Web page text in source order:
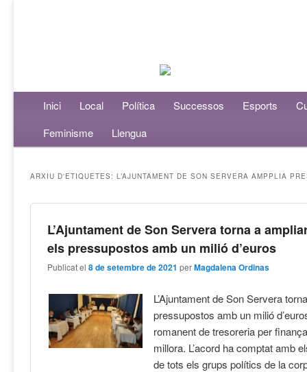
Menú principalAneu al contingut principal
Aneu al contingut secundari
Inici Local Política Successos Esports
Feminisme
Llengua
ARXIU D'ETIQUETES:L’AJUNTAMENT DE SON SERVERA AMPPLIA
L’Ajuntament de Son Servera torna a
els pressupostos amb un milió d’euros
Publicat el8 de setembre de 2021 perMagdalena Ordinas
L’Ajuntament de Son Servera
pressupostos amb un milió
romanent de tresoreria per
millora. L’acord ha comptat amb
de tots els grups polítics de la